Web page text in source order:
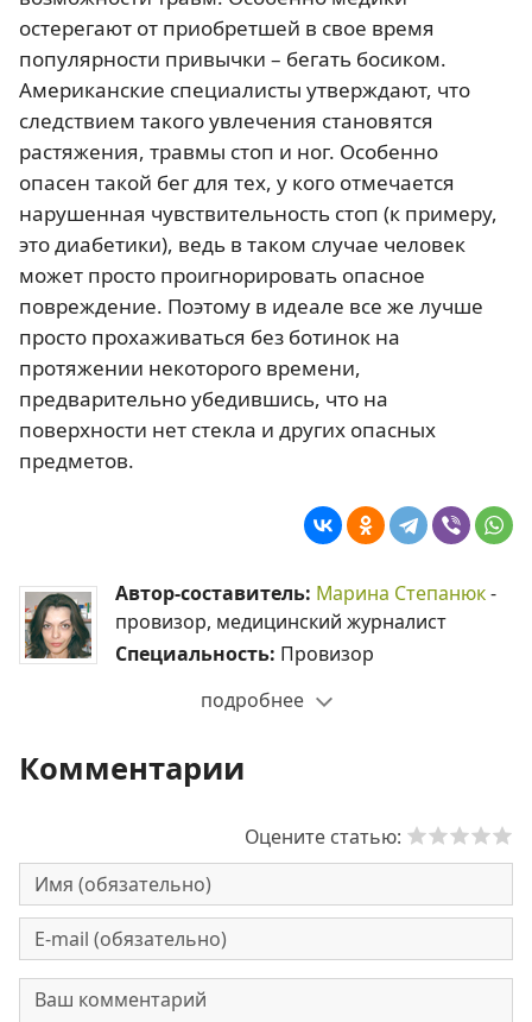
остерегают от приобретшей в свое время
популярности привычки – бегать босиком.
Американские специалисты утверждают, что
следствием такого увлечения становятся
растяжения, травмы стоп и ног. Особенно
опасен такой бег для тех, у кого отмечается
нарушенная чувствительность стоп (к примеру,
это диабетики), ведь в таком случае человек
может просто проигнорировать опасное
повреждение. Поэтому в идеале все же лучше
просто прохаживаться без ботинок на
протяжении некоторого времени,
предварительно убедившись, что на
поверхности нет стекла и других опасных
предметов.
Автор-составитель: Марина Степанюк-
провизор, медицинский журналист
Специальность: Провизор
подробнее
Комментарии
Оцените статью: